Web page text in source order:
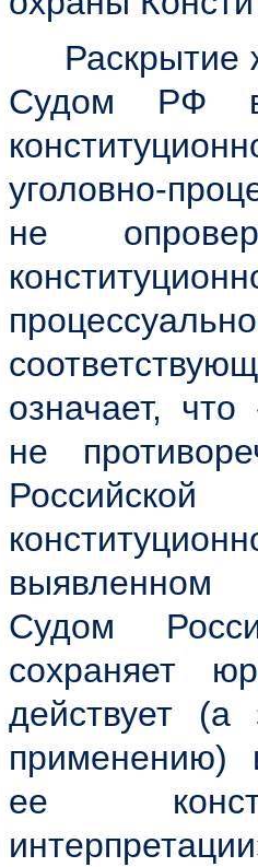
Раскрытие
Судом РФ
уголовно-
не
означает,
не
выявленном
Судом
сохраняет
действует (а
применению)
ее